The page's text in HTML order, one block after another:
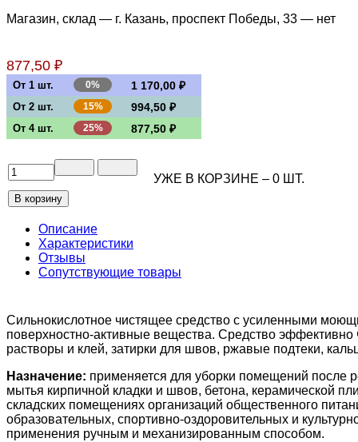
Магазин, склад — г. Казань, проспект Победы, 33 — нет
877,50 ₽
От 1 шт. 0% 1 170,00 ₽
От 2 шт. 15% 994,50 ₽
От 4 шт. 25% 877,50 ₽
УЖЕ В КОРЗИНЕ – 0 ШТ.
Описание
Характеристики
Отзывы
Сопутствующие товары
Сильнокислотное чистящее средство с усиленными
поверхностно-активные вещества. Средство эффективно
растворы и клей, затирки для швов, ржавые подтеки,
Назначение: применяется для уборки помещений после
мытья кирпичной кладки и швов, бетона, керамической
складских помещениях организаций общественного
образовательных, спортивно-оздоровительных и
применения ручным и механизированным способом.